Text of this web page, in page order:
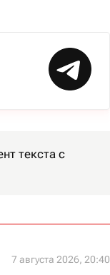
текста с
7 августа 2026, 20:40